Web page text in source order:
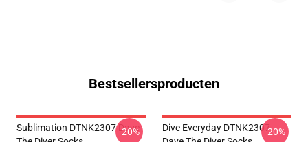
Bestsellersproducten
Sublimation DTNK2307 Dave
-20%
Dive Everyday DTNK2307-20%